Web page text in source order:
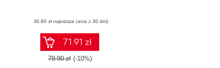
(36,90 zł najniższa cena z 30 dni)
71.91 zł
79.90 zł (-10%)